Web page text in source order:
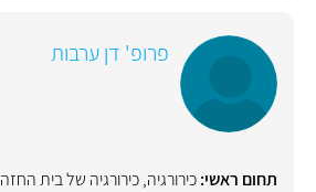
פרופ' דן ערבות
תחום ראשי:כירורגיה,כירורגיה של בית החזה